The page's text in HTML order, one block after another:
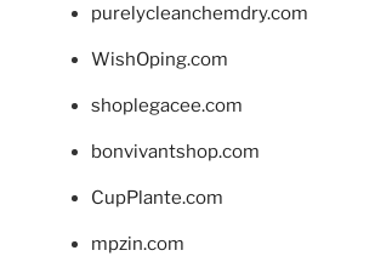
purelycleanchemdry.com
WishOping.com
shoplegacee.com
bonvivantshop.com
CupPlante.com
mpzin.com